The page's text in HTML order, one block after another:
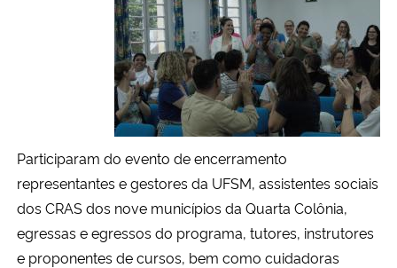
Participaram do evento de encerramento
representantes e gestores da UFSM, assistentes sociais
dos CRAS dos nove municípios da Quarta Colônia,
egressas e egressos do programa, tutores, instrutores
e proponentes de cursos, bem como cuidadoras